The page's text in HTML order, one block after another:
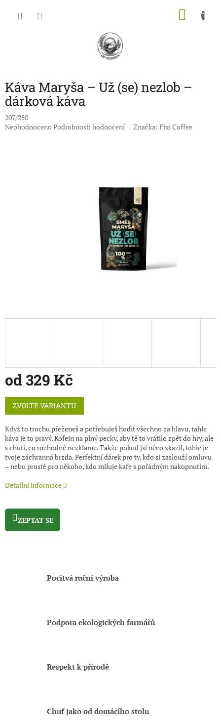
Káva Maryša – Už (se) nezlob –
dárková káva
207/250
Průměrné
Neohodnoceno Podrobnosti hodnocení Značka: Fixi Coffee
od329 Kč
Měrná
cena:
ZVOLTE VARIANTU
Když to trochu přeženeš a potřebuješ hodit všechno za hlavu, tahle
káva je to pravý. Kofein na plný pecky, aby tě to vrátilo zpět do hry, ale
s chutí, co rozhodně nezklame. Takže pokud jsi něco zkazil, tohle je
tvoje záchranná brzda. Perfektní dárek pro ty, kdo si zaslouží omluvu
– nebo prostě pro někoho, kdo miluje kafe s pořádným nakopnutím.
Detailní informace
ZEPTAT SE
Pocitvá ruční výroba
Podpora ekologických farmářů
Respekt k přírodě
Chuť jako od domácího stolu